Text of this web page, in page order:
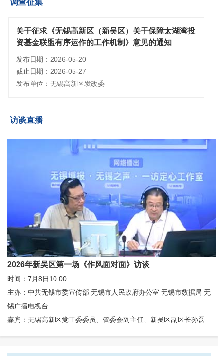
调查征集
关于征求《无锡高新区（新吴区）关于保障太湖湾投
资基金联盟有序运作的工作机制》意见的通知
发布日期：2026-05-20
截止日期：2026-05-27
发布单位：无锡高新区发改委
访谈直播
2026年新吴区第一场《作风面对面》访谈
时间：7月8日10:00
主办：中共无锡市委宣传部 无锡市人民政府办公室 无锡市数据局 无
锡广播电视台
嘉宾：无锡高新区党工委委员、管委会副主任、新吴区副区长孙磊